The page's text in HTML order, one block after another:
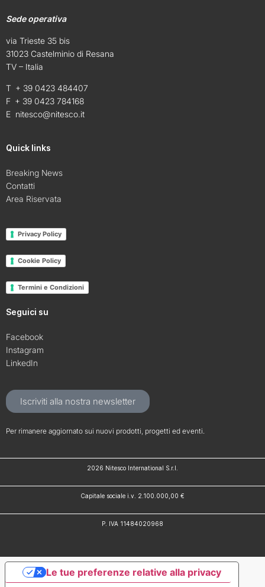
Sede operativa
via Trieste 35 bis
31023 Castelminio di Resana
TV – Italia
T + 39 0423 484407
F + 39 0423 784168
E nitesco@nitesco.it
Quick links
Breaking News
Contatti
Area Riservata
Privacy Policy
Cookie Policy
Termini e Condizioni
Seguici su
Facebook
Instagram
LinkedIn
Iscriviti alla nostra newsletter
Per rimanere aggiornato sui nuovi prodotti, progetti ed eventi.
2026 Nitesco International S.r.l.
Capitale sociale i.v. 2.100.000,00 €
P. IVA 11484020968
Le tue preferenze relative alla privacy